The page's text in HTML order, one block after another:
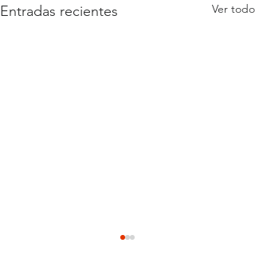
Entradas recientes Ver todo